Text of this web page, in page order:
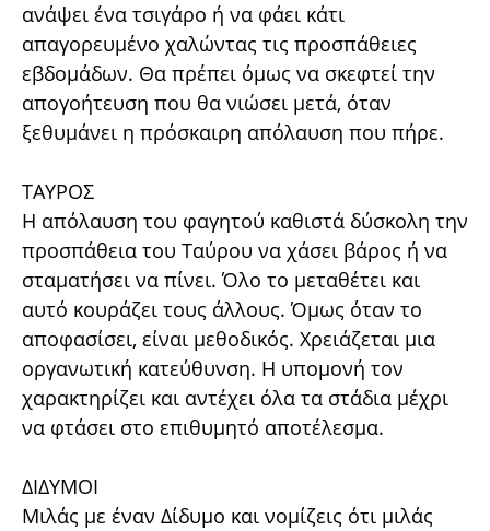
ανάψει ένα τσιγάρο ή να φάει κάτι
απαγορευμένο χαλώντας τις προσπάθειες
εβδομάδων. Θα πρέπει όμως να σκεφτεί την
απογοήτευση που θα νιώσει μετά, όταν
ξεθυμάνει η πρόσκαιρη απόλαυση που πήρε.
ΤΑΥΡΟΣ
Η απόλαυση του φαγητού καθιστά δύσκολη την
προσπάθεια του Ταύρου να χάσει βάρος ή να
σταματήσει να πίνει. Όλο το μεταθέτει και
αυτό κουράζει τους άλλους. Όμως όταν το
αποφασίσει, είναι μεθοδικός. Χρειάζεται μια
οργανωτική κατεύθυνση. Η υπομονή τον
χαρακτηρίζει και αντέχει όλα τα στάδια μέχρι
να φτάσει στο επιθυμητό αποτέλεσμα.
ΔΙΔΥΜΟΙ
Μιλάς με έναν Δίδυμο και νομίζεις ότι μιλάς